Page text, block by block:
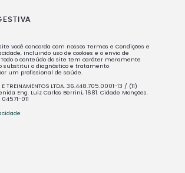
você concorda com nossos Termos e Condições e
incluindo uso de cookies e o envio de
o conteúdo do site tem caráter meramente
substitui o diagnóstico e tratamento
um profissional de saúde.
E TREINAMENTOS LTDA. 36.448.705.0001-13 / (11)
Eng. Luiz Carlos Berrini, 1681. Cidade Monções.
011